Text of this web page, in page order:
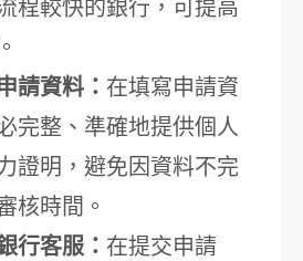
程較快的銀行，可提高
請資料： 在填寫申請資
完整、準確地提供個人
證明，避免因資料不完
核時間。
行客服： 在提交申請